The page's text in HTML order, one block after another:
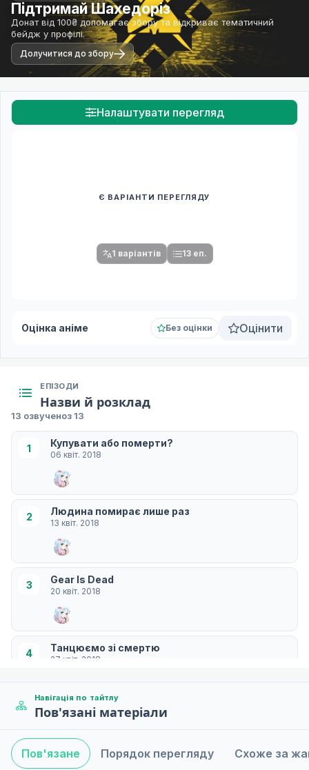
Підтримай Шахедоріз
Донат від 100₴ допомагає збору та відкриває тематичний
бейдж у профілі.
Долучитися до збору
Налаштувати перегляд
Є ВАРІАНТИ ПЕРЕГЛЯДУ
1 варіантів 13 еп.
Оцінка аніме Без оцінки Оцінити
ЕПІЗОДИ
Назви й розклад
13 озвученоз 13
1 Купувати або померти?
06 квіт. 2018
2 Людина помирає лише раз
13 квіт. 2018
3 Gear Is Dead
20 квіт. 2018
4 Танцюємо зі смертю
27 квіт. 2018
Людина зі смерті
Навігація по тайтлу
Пов'язані матеріали
Пов'язане Порядок перегляду Схоже за